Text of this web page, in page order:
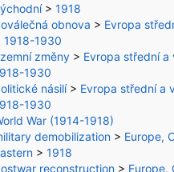
> 1918
obnova > Evropa
1918-1930
změny > Evropa střední a
1930
násilí> Evropa střední a
1930
War (1914-1918)
demobilization > Europe,
> 1918
reconstruction > Europe,